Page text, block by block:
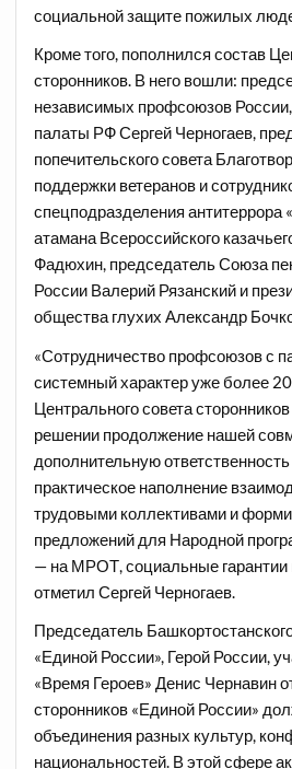
социальной защите пожилых
Кроме того, пополнился состав
сторонников. В него вошли:
независимых профсоюзов
палаты РФ Сергей Черногаев,
попечительского совета
поддержки ветеранов и
спецподразделения антитеррора
атамана Всероссийского
Фадюхин, председатель Союза
России Валерий Рязанский и
общества глухих Александр
«Сотрудничество профсоюзов с
системный характер уже более
Центрального совета
решении продолжение нашей
дополнительную
практическое наполнение
трудовыми коллективами и
предложений для Народной
— на МРОТ, социальные гарантии
отметил Сергей Черногаев.
Председатель
«Единой России», Герой России,
«Время Героев» Денис Чернавин
сторонников «Единой России»
объединения разных культур,
национальностей. В этой сфере